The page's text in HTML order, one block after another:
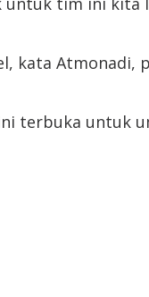
kata Atmonadi,
terbuka untuk